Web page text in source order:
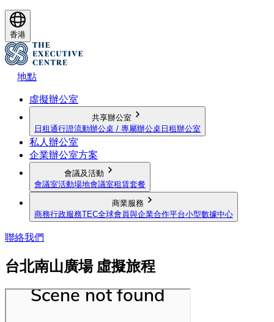
香港
地點
虛擬辦公室
共享辦公室
日租通行證流動辦公桌 / 專屬辦公桌 日租辦公室
私人辦公室
企業辦公室方案
會議及活動
會議室活動場地會議室租賃套餐
商業服務
商務行政服務TEC全球會員與企業合作平台小型數據中心
聯絡我們
台北南山廣場 虛擬旅程